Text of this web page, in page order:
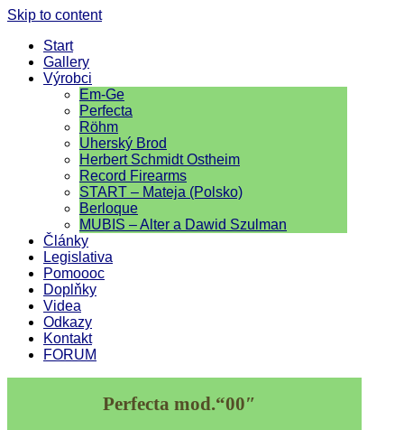
Skip to content
Start
Gallery
Výrobci
Em-Ge
Perfecta
Röhm
Uherský Brod
Herbert Schmidt Ostheim
Record Firearms
START – Mateja (Polsko)
Berloque
MUBIS – Alter a Dawid Szulman
Články
Legislativa
Pomoooc
Doplňky
Videa
Odkazy
Kontakt
FORUM
Perfecta mod.“00″